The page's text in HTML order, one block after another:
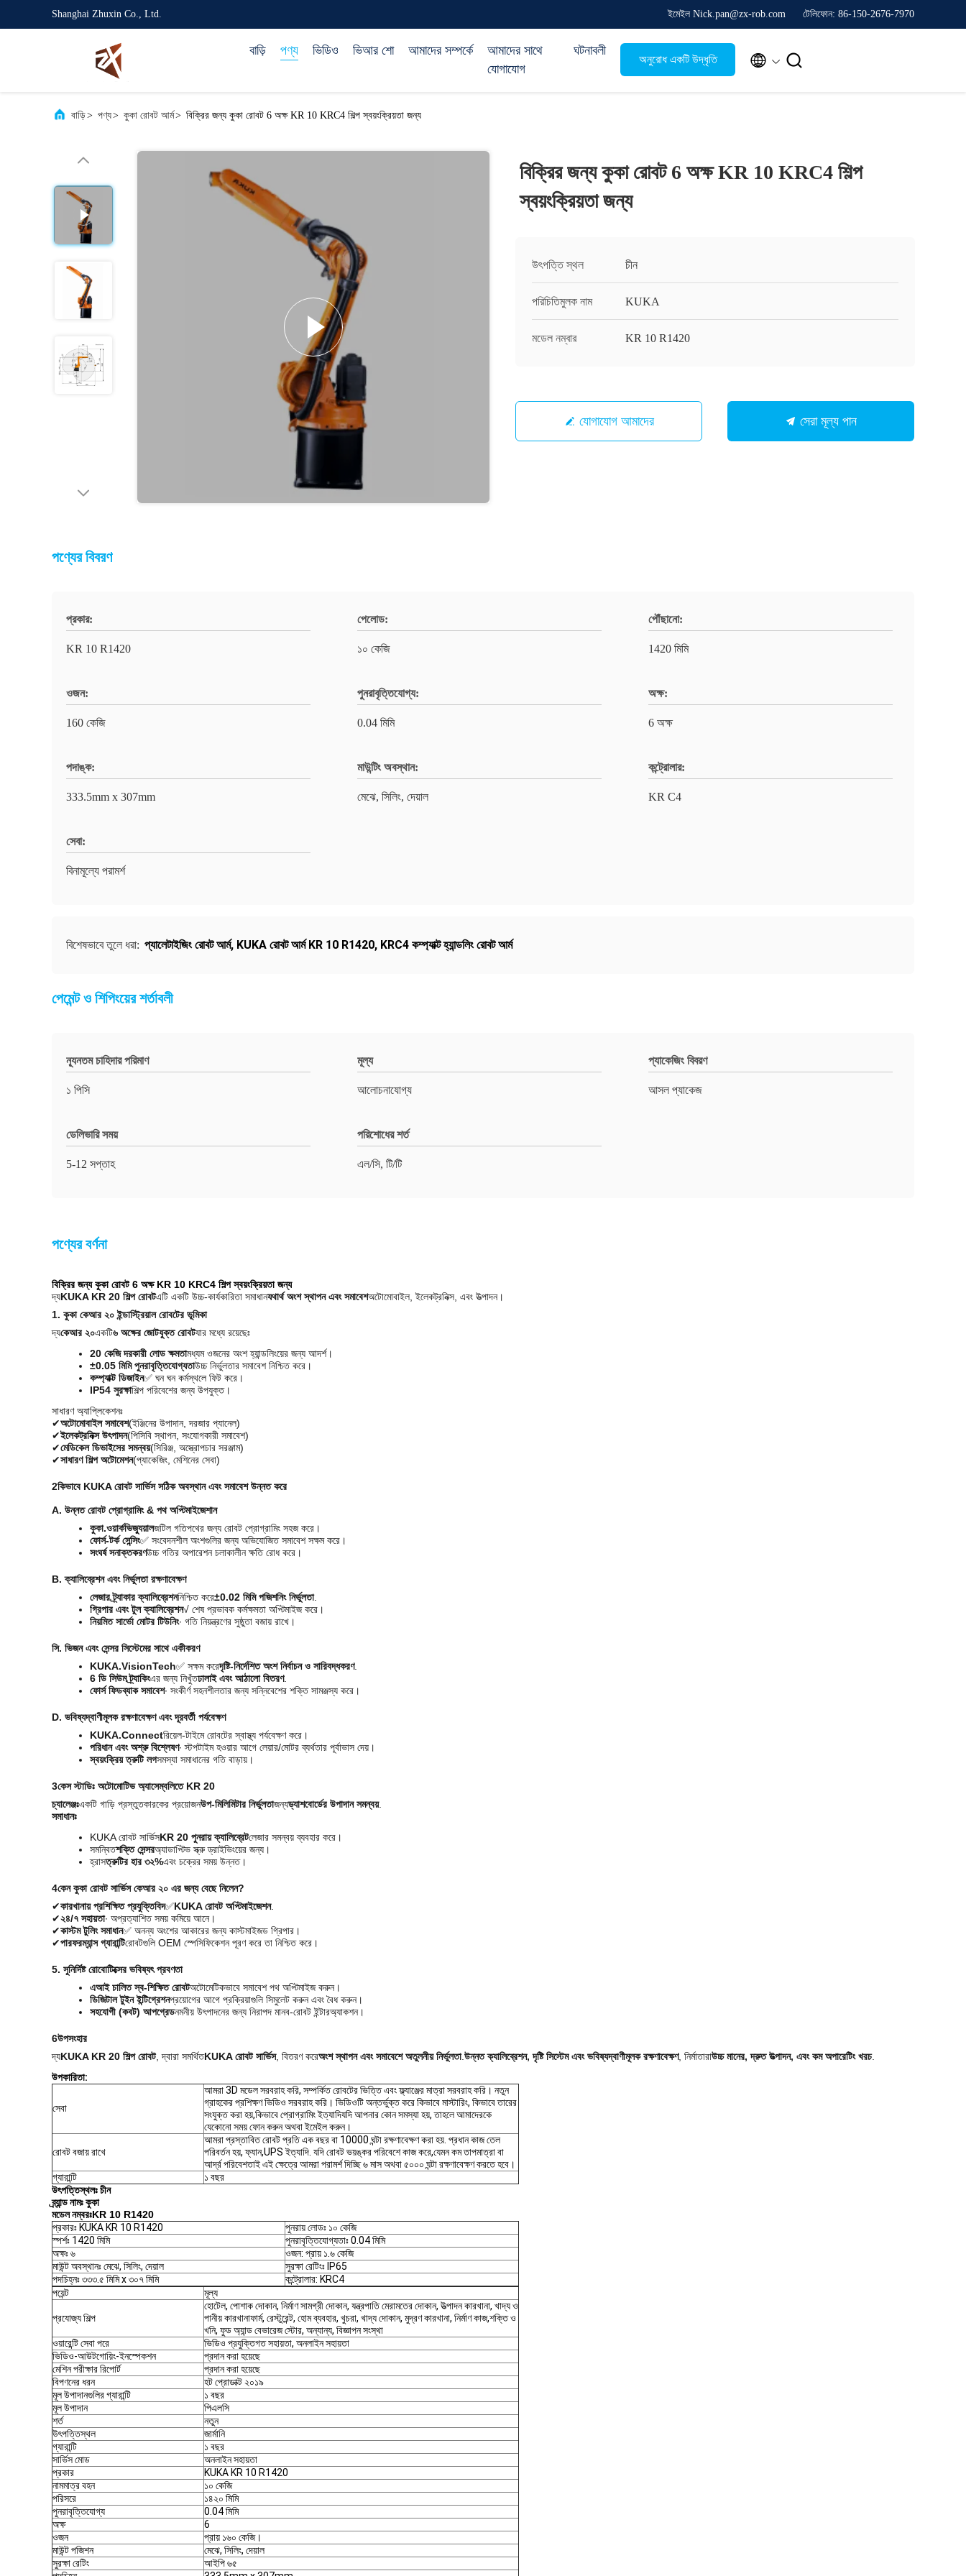
Shanghai Zhuxin Co., Ltd. ইমেইল Nick.pan@zx-rob.com টেলিফোন: 86-150-2676-7970
বাড়ি পণ্য ভিডিও ভিআর শো আমাদের সম্পর্কে
আমাদের সাথে
যোগাযোগ
ঘটনাবলী
অনুরোধ একটি উদ্ধৃতি  
বাড়ি> পণ্য> কুকা রোবট আর্ম> বিক্রির জন্য কুকা রোবট 6 অক্ষ KR 10 KRC4 শিল্প স্বয়ংক্রিয়তা জন্য
বিক্রির জন্য কুকা রোবট 6 অক্ষ KR 10 KRC4 শিল্প
স্বয়ংক্রিয়তা জন্য
উৎপত্তি স্থল চীন
পরিচিতিমুলক নাম KUKA
মডেল নম্বার KR 10 R1420
যোগাযোগ আমাদের সেরা মূল্য পান
পণ্যের বিবরণ
প্রকার:
KR 10 R1420
পেলোড:
১০ কেজি
পৌঁছানো:
1420 মিমি
ওজন:
160 কেজি
পুনরাবৃত্তিযোগ্য:
0.04 মিমি
অক্ষ:
6 অক্ষ
পদাঙ্ক:
333.5mm x 307mm
মাউন্টিং অবস্থান:
মেঝে, সিলিং, দেয়াল
কন্ট্রোলার:
KR C4
সেবা:
বিনামূল্যে পরামর্শ
বিশেষভাবে তুলে ধরা: প্যালেটাইজিং রোবট আর্ম, KUKA রোবট আর্ম KR 10 R1420, KRC4 কম্প্যাক্ট হ্যান্ডলিং রোবট আর্ম
পেমেন্ট ও শিপিংয়ের শর্তাবলী
ন্যূনতম চাহিদার পরিমাণ
১ পিসি
মূল্য
আলোচনাযোগ্য
প্যাকেজিং বিবরণ
আসল প্যাকেজ
ডেলিভারি সময়
5-12 সপ্তাহ
পরিশোধের শর্ত
এল/সি, টি/টি
পণ্যের বর্ণনা
বিক্রির জন্য কুকা রোবট 6 অক্ষ KR 10 KRC4 শিল্প স্বয়ংক্রিয়তা জন্য
দ্যKUKA KR 20 শিল্প রোবটএটি একটি উচ্চ-কার্যকারিতা সমাধানযথার্থ অংশ স্থাপন এবং সমাবেশঅটোমোবাইল, ইলেকট্রনিক্স, এবং উত্পাদন।
1. কুকা কেআর ২০ ইন্ডাস্ট্রিয়াল রোবটের ভূমিকা
দ্যকেআর ২০একটি৬ অক্ষের জোটযুক্ত রোবটযার মধ্যে রয়েছেঃ
20 কেজি দরকারী লোড ক্ষমতামধ্যম ওজনের অংশ হ্যান্ডলিংয়ের জন্য আদর্শ।
±0.05 মিমি পুনরাবৃত্তিযোগ্যতাউচ্চ নির্ভুলতার সমাবেশ নিশ্চিত করে।
কম্প্যাক্ট ডিজাইন✅ ঘন ঘন কর্মস্থলে ফিট করে।
IP54 সুরক্ষাশিল্প পরিবেশের জন্য উপযুক্ত।
সাধারণ অ্যাপ্লিকেশনঃ
✔অটোমোবাইল সমাবেশ(ইঞ্জিনের উপাদান, দরজার প্যানেল)
✔ইলেকট্রনিক্স উৎপাদন(পিসিবি স্থাপন, সংযোগকারী সমাবেশ)
✔মেডিকেল ডিভাইসের সমন্বয়(সিরিঞ্জ, অস্ত্রোপচার সরঞ্জাম)
✔সাধারণ শিল্প অটোমেশন(প্যাকেজিং, মেশিনের সেবা)
2কিভাবে KUKA রোবট সার্ভিস সঠিক অবস্থান এবং সমাবেশ উন্নত করে
A. উন্নত রোবট প্রোগ্রামিং & পথ অপ্টিমাইজেশান
কুকা.ওয়ার্কভিজ্যুয়ালজটিল গতিপথের জন্য রোবট প্রোগ্রামিং সহজ করে।
ফোর্স-টর্ক সেন্সিং✅ সংবেদনশীল অংশগুলির জন্য অভিযোজিত সমাবেশ সক্ষম করে।
সংঘর্ষ সনাক্তকরণউচ্চ গতির অপারেশন চলাকালীন ক্ষতি রোধ করে।
B. ক্যালিব্রেশন এবং নির্ভুলতা রক্ষণাবেক্ষণ
লেজার ট্র্যাকার ক্যালিব্রেশননিশ্চিত করে±0.02 মিমি পজিশনিং নির্ভুলতা.
গ্রিপার এবং টুল ক্যালিব্রেশন√ শেষ প্রভাবক কর্মক্ষমতা অপ্টিমাইজ করে।
নিয়মিত সার্ভো মোটর টিউনিং∙ গতি নিয়ন্ত্রণের সুষ্ঠুতা বজায় রাখে।
সি. ভিজন এবং সেন্সর সিস্টেমের সাথে একীকরণ
KUKA.VisionTech✅ সক্ষম করেদৃষ্টি-নির্দেশিত অংশ নির্বাচন ও সারিবদ্ধকরণ.
6 ডি সিউম ট্র্যাকিংএর জন্য নিখুঁতঢালাই এবং আঠালো বিতরণ.
ফোর্স ফিডব্যাক সমাবেশ∙ সংকীর্ণ সহনশীলতার জন্য সন্নিবেশের শক্তি সামঞ্জস্য করে।
D. ভবিষ্যদ্বাণীমূলক রক্ষণাবেক্ষণ এবং দূরবর্তী পর্যবেক্ষণ
KUKA.Connectরিয়েল-টাইমে রোবটের স্বাস্থ্য পর্যবেক্ষণ করে।
পরিধান এবং অশ্রু বিশ্লেষণ∙ স্টপটাইম হওয়ার আগে লেয়ার/মোটর ব্যর্থতার পূর্বাভাস দেয়।
স্বয়ংক্রিয় ত্রুটি লগসমস্যা সমাধানের গতি বাড়ায়।
3কেস স্টাডিঃ অটোমোটিভ অ্যাসেম্বলিতে KR 20
চ্যালেঞ্জঃএকটি গাড়ি প্রস্তুতকারকের প্রয়োজনউপ-মিলিমিটার নির্ভুলতাজন্যড্যাশবোর্ডের উপাদান সমন্বয়.
সমাধানঃ
KUKA রোবট সার্ভিসKR 20 পুনরায় ক্যালিব্রেটলেজার সমন্বয় ব্যবহার করে।
সমন্বিতশক্তি সেন্সরঅ্যাডাপ্টিভ স্ক্রু ড্রাইভিংয়ের জন্য।
হ্রাসত্রুটির হার ৩২%এবং চক্রের সময় উন্নত।
4কেন কুকা রোবট সার্ভিস কেআর ২০ এর জন্য বেছে নিলেন?
✔কারখানায় প্রশিক্ষিত প্রযুক্তিবিদ✅KUKA রোবট অপ্টিমাইজেশন.
✔২৪/৭ সহায়তা∙ অপ্রত্যাশিত সময় কমিয়ে আনে।
✔কাস্টম টুলিং সমাধান✅ অনন্য অংশের আকারের জন্য কাস্টমাইজড গ্রিপার।
✔পারফরম্যান্স গ্যারান্টিরোবটগুলি OEM স্পেসিফিকেশন পূরণ করে তা নিশ্চিত করে।
5. সুনির্দিষ্ট রোবোটিক্সের ভবিষ্যৎ প্রবণতা
এআই চালিত স্ব-শিক্ষিত রোবটঅটোমেটিকভাবে সমাবেশ পথ অপ্টিমাইজ করুন।
ডিজিটাল টুইন ইন্টিগ্রেশনপ্রয়োগের আগে প্রক্রিয়াগুলি সিমুলেট করুন এবং বৈধ করুন।
সহযোগী (কবট) আপগ্রেডনমনীয় উৎপাদনের জন্য নিরাপদ মানব-রোবট ইন্টারঅ্যাকশন।
6উপসংহার
দ্যKUKA KR 20 শিল্প রোবট, দ্বারা সমর্থিতKUKA রোবট সার্ভিস, বিতরণ করেঅংশ স্থাপন এবং সমাবেশে অতুলনীয় নির্ভুলতা.উন্নত ক্যালিব্রেশন, দৃষ্টি সিস্টেম এবং ভবিষ্যদ্বাণীমূলক রক্ষণাবেক্ষণ, নির্মাতারাউচ্চ মানের, দ্রুত উত্পাদন, এবং কম অপারেটিং খরচ.
উপকারিতা:
সেবা
আমরা 3D মডেল সরবরাহ করি, সম্পর্কিত রোবটের ভিত্তি এবং ফ্ল্যাঞ্জের মাত্রা সরবরাহ করি। নতুন
গ্রাহকের প্রশিক্ষণ ভিডিও সরবরাহ করি। ভিডিওটি অন্তর্ভুক্ত করে কিভাবে মাস্টারিং, কিভাবে তারের
সংযুক্ত করা হয়,কিভাবে প্রোগ্রামিং ইত্যাদিযদি আপনার কোন সমস্যা হয়, তাহলে আমাদেরকে
যেকোনো সময় ফোন করুন অথবা ইমেইল করুন।
রোবট বজায় রাখে
আমরা প্রস্তাবিত রোবট প্রতি এক বছর বা 10000 ঘন্টা রক্ষণাবেক্ষণ করা হয়. প্রধান কাজ তেল
পরিবর্তন হয়, ফ্যান,UPS ইত্যাদি. যদি রোবট ভয়ঙ্কর পরিবেশে কাজ করে,যেমন কম তাপমাত্রা বা
আর্দ্র পরিবেশতাই এই ক্ষেত্রে আমরা পরামর্শ দিচ্ছি ৬ মাস অথবা ৫০০০ ঘন্টা রক্ষণাবেক্ষণ করতে হবে।
গ্যারান্টি
১ বছর
উৎপত্তিস্থলঃ চীন
ব্র্যান্ড নামঃকুকা
মডেল নম্বরঃKR 10 R1420
প্রকারঃ KUKA KR 10 R1420
পুনরায় লোডঃ ১০ কেজি
স্পর্শঃ 1420 মিমি
পুনরাবৃত্তিযোগ্যতাঃ 0.04 মিমি
অক্ষঃ ৬
ওজন: প্রায় ১.৬ কেজি
মাউন্ট অবস্থানঃ মেঝে, সিলিং, দেয়াল
সুরক্ষা রেটিংঃ IP65
পদচিহ্নঃ ৩৩৩.৫ মিমি x ৩০৭ মিমি
কন্ট্রোলার: KRC4
পয়েন্ট
মূল্য
প্রযোজ্য শিল্প
হোটেল, পোশাক দোকান, নির্মাণ সামগ্রী দোকান, যন্ত্রপাতি মেরামতের দোকান, উত্পাদন কারখানা, খাদ্য ও
পানীয় কারখানাফার্ম, রেস্টুরেন্ট, হোম ব্যবহার, খুচরা, খাদ্য দোকান, মুদ্রণ কারখানা, নির্মাণ কাজ,শক্তি ও
খনি, ফুড অ্যান্ড বেভারেজ স্টোর, অন্যান্য, বিজ্ঞাপন সংস্থা
ওয়ারেন্টি সেবা পরে
ভিডিও প্রযুক্তিগত সহায়তা, অনলাইন সহায়তা
ভিডিও-আউটগোয়িং-ইনস্পেকশন
প্রদান করা হয়েছে
মেশিন পরীক্ষার রিপোর্ট
প্রদান করা হয়েছে
বিপণনের ধরন
হট প্রোডাক্ট ২০১৯
মূল উপাদানগুলির গ্যারান্টি
১ বছর
মূল উপাদান
পিএলসি
শর্ত
নতুন
উৎপত্তিস্থল
জার্মানি
গ্যারান্টি
১ বছর
সার্ভিস মোড
অনলাইন সহায়তা
প্রকার
KUKA KR 10 R1420
নামমাত্র বহন
১০ কেজি
পরিসরে
১৪২০ মিমি
পুনরাবৃত্তিযোগ্য
0.04 মিমি
অক্ষ
6
ওজন
প্রায় ১৬০ কেজি।
মাউন্ট পজিশন
মেঝে, সিলিং, দেয়াল
সুরক্ষা রেটিং
আইপি ৬৫